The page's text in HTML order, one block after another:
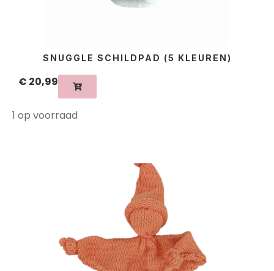
SNUGGLE SCHILDPAD (5 KLEUREN)
€ 20,99
1 op voorraad